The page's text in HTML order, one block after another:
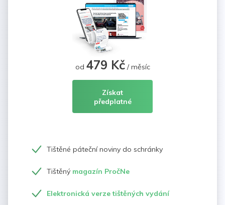
od 479 Kč/ měsíc
Získat
předplatné
Tištěné páteční noviny do schránky
Tištěný magazín PročNe
Elektronická verze tištěných vydání